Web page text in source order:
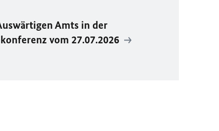
Amts in der
vom 27.07.2026